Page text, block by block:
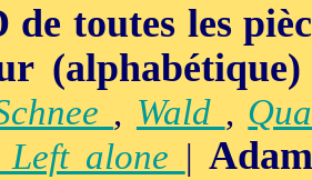
toutes les
(alphabétique)
, Wald ,
alone |